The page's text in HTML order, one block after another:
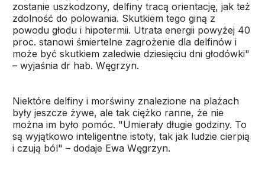
zostanie uszkodzony, delfiny tracą orientację, jak też
zdolność do polowania. Skutkiem tego giną z
powodu głodu i hipotermii. Utrata energii powyżej 40
proc. stanowi śmiertelne zagrożenie dla delfinów i
może być skutkiem zaledwie dziesięciu dni głodówki"
– wyjaśnia dr hab. Węgrzyn.
Niektóre delfiny i morświny znalezione na plażach
były jeszcze żywe, ale tak ciężko ranne, że nie
można im było pomóc. "Umierały długie godziny. To
są wyjątkowo inteligentne istoty, tak jak ludzie cierpią
i czują ból" – dodaje Ewa Węgrzyn.